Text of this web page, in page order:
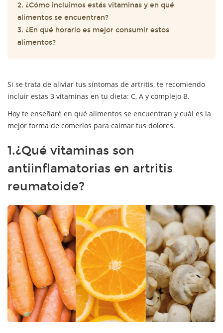
2. ¿Cómo incluimos estás vitaminas y en qué
alimentos se encuentran?
3. ¿En qué horario es mejor consumir estos
alimentos?
Si se trata de aliviar tus síntomas de artritis, te recomiendo
incluir estas 3 vitaminas en tu dieta: C, A y complejo B.
Hoy te enseñaré en qué alimentos se encuentran y cuál es la
mejor forma de comerlos para calmar tus dolores.
1.¿Qué vitaminas son
antiinflamatorias en artritis
reumatoide?